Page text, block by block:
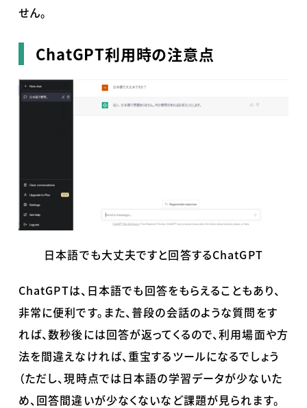
せん。
ChatGPT利用時の注意点
日本語でも大丈夫ですと回答するChatGPT
ChatGPTは、日本語でも回答をもらえることもあり、
非常に便利です。また、普段の会話のような質問をす
れば、数秒後には回答が返ってくるので、利用場面や方
法を間違えなければ、重宝するツールになるでしょう
（ただし、現時点では日本語の学習データが少ないた
め、回答間違いが少なくないなど課題が見られます。